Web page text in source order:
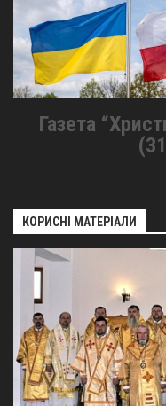
Газета
КОРИСНІ МАТЕРІАЛИ